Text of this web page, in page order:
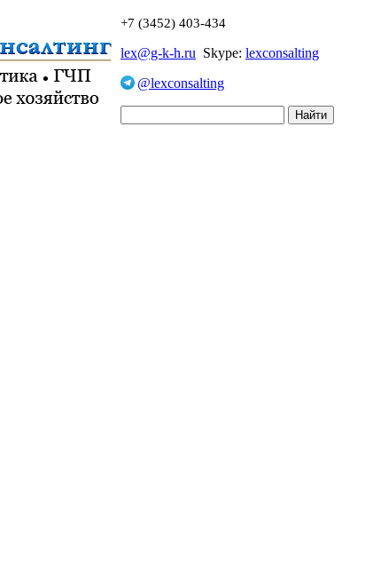
+7 (3452) 403-434
lex@g-k-h.ru Skype: lexconsalting
@lexconsalting